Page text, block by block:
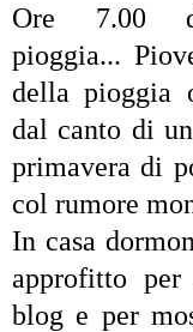
Ore 7.00
pioggia...
della pioggia
dal canto di
primavera di
col rumore
In casa
approfitto
blog e per